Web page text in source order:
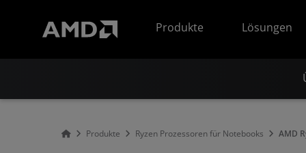
Produkte
Lösungen
Produkte Ryzen Prozessoren für Notebooks AMD